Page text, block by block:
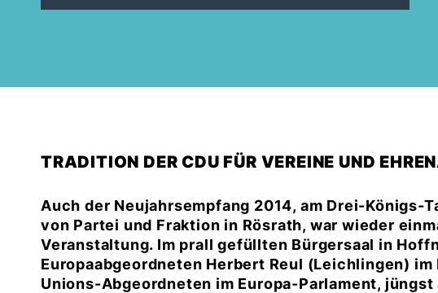
TRADITION DER CDU FÜR VEREINE UND
Auch der Neujahrsempfang 2014, am Drei-Königs-
von Partei und Fraktion in Rösrath, war wieder
Veranstaltung. Im prall gefüllten Bürgersaal in
Europaabgeordneten Herbert Reul (Leichlingen)
Unions-Abgeordneten im Europa-Parlament,